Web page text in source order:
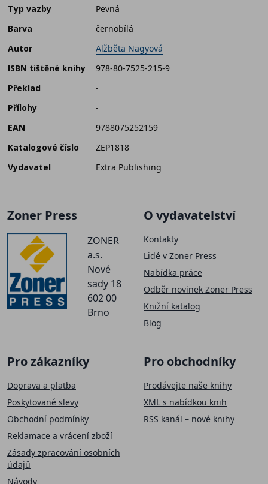
Typ vazby
Pevná
Barva
černobílá
Autor
Alžběta Nagyová
ISBN tištěné knihy
978-80-7525-215-9
Překlad
-
Přílohy
-
EAN
9788075252159
Katalogové číslo
ZEP1818
Vydavatel
Extra Publishing
Zoner Press
ZONER
a.s.
Nové
sady 18
602 00
Brno
O vydavatelství
Kontakty
Lidé v Zoner Press
Nabídka práce
Odběr novinek Zoner Press
Knižní katalog
Blog
Pro zákazníky
Doprava a platba
Poskytované slevy
Obchodní podmínky
Reklamace a vrácení zboží
Zásady zpracování osobních
údajů
Návody
Pro obchodníky
Prodávejte naše knihy
XML s nabídkou knih
RSS kanál – nové knihy